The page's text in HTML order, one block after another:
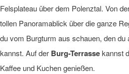
Felsplateau über dem Polenztal. Von
tollen Panoramablick über die ganze
du vom Burgturm aus schauen, den
kannst. Auf der Burg-Terrassekannst
Kaffee und Kuchen genießen.